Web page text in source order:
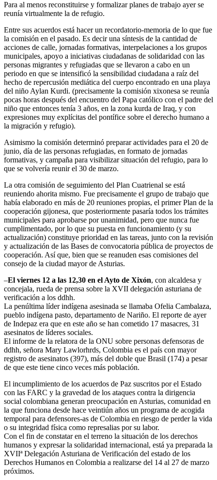
Para al menos reconstituirse y formalizar planes de trabajo ayer se
reunía virtualmente la de refugio.
Entre sus acuerdos está hacer un recordatorio-memoria de lo que fue
la comisión en el pasado. Es decir una síntesis de la cantidad de
acciones de calle, jornadas formativas, interpelaciones a los grupos
municipales, apoyo a iniciativas ciudadanas de solidaridad con las
personas migrantes y refugiadas que se llevaron a cabo en un
periodo en que se intensificó la sensibilidad ciudadana a raíz del
hecho de repercusión mediática del cuerpo encontrado en una playa
del niño Aylan Kurdi. (precisamente la comisión xixonesa se reunía
pocas horas después del encuentro del Papa católico con el padre del
niño que entonces tenía 3 años, en la zona kurda de Iraq, y con
expresiones muy explícitas del pontífice sobre el derecho humano a
la migración y refugio).
Asimismo la comisión determinó preparar actividades para el 20 de
junio, día de las personas refugiadas, en formato de jornadas
formativas, y campaña para visibilizar situación del refugio, para lo
que se volvería reunir el 30 de marzo.
La otra comisión de seguimiento del Plan Cuatrienal se está
reuniendo ahorita mismo. Fue precisamente el grupo de trabajo que
había elaborado en más de 20 reuniones propias, el primer Plan de la
cooperación gijonesa, que posteriormente pasaría todos los trámites
municipales para aprobarse por unanimidad, pero que nunca fue
cumplimentado, por lo que su puesta en funcionamiento (y su
actualización) constituye prioridad en las tareas, junto con la revisión
y actualización de las Bases de convocatoria pública de proyectos de
cooperación. Así que, bien que se reanuden esas comisiones del
consejo de la ciudad mayor de Asturias.
–El viernes 12 a las 12,30 en el Ayto de Xixón, con alcaldesa y
concejala, rueda de prensa sobre la XVII delegación asturiana de
verificación a los ddhh.
La penúltima líder indígena asesinada se llamaba Ofelia Cambalaza,
pueblo indígena pasto, departamento de Nariño. El reporte de ayer
de Indepaz era que en este año se han cometido 17 masacres, 31
asesinatos de líderes sociales.
El informe de la relatora de la ONU sobre personas defensoras de
ddhh, señora Mary Lawlorhrds, Colombia es el país con mayor
registro de asesinatos (397), más del doble que Brasil (174) a pesar
de que este tiene cinco veces más población.
El incumplimiento de los acuerdos de Paz suscritos por el Estado
con las FARC y la gravedad de los ataques contra la dirigencia
social colombiana generan preocupación en Asturias, comunidad en
la que funciona desde hace veintiún años un programa de acogida
temporal para defensores-as de Colombia en riesgo de perder la vida
o su integridad física como represalias por su labor.
Con el fin de constatar en el terreno la situación de los derechos
humanos y expresar la solidaridad internacional, está ya preparada la
XVIIª Delegación Asturiana de Verificación del estado de los
Derechos Humanos en Colombia a realizarse del 14 al 27 de marzo
próximos.